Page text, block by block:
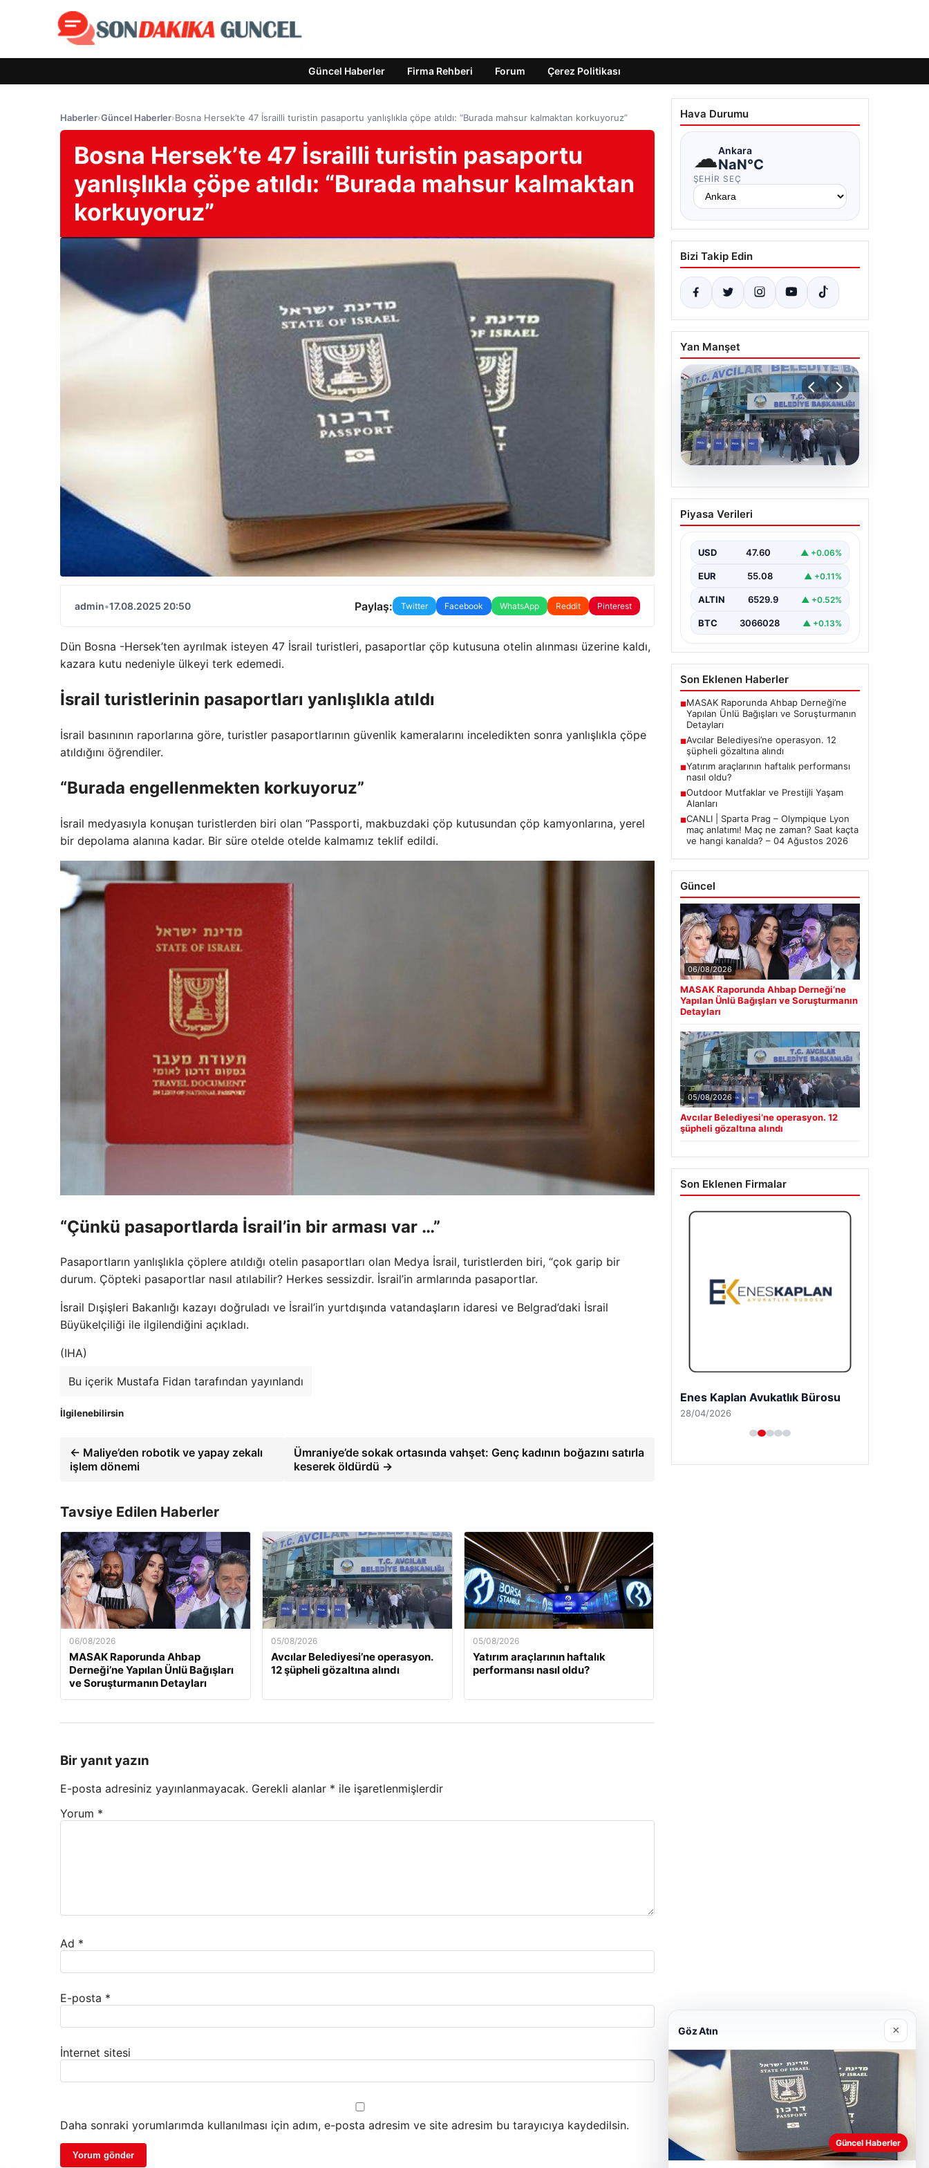
Güncel Haberler Firma Rehberi Forum Çerez Politikası
Haberler›Güncel Haberler›Bosna Hersek’te 47 İsrailli turistin pasaportu yanlışlıkla çöpe atıldı: “Burada mahsur kalmaktan korkuyoruz”
Bosna Hersek’te 47 İsrailli turistin pasaportu
yanlışlıkla çöpe atıldı: “Burada mahsur kalmaktan
korkuyoruz”
admin•17.08.2025 20:50 Paylaş: Twitter Facebook WhatsApp Reddit Pinterest
Dün Bosna -Hersek’ten ayrılmak isteyen 47 İsrail turistleri, pasaportlar çöp kutusuna otelin alınması üzerine kaldı,
kazara kutu nedeniyle ülkeyi terk edemedi.
İsrail turistlerinin pasaportları yanlışlıkla atıldı
İsrail basınının raporlarına göre, turistler pasaportlarının güvenlik kameralarını inceledikten sonra yanlışlıkla çöpe
atıldığını öğrendiler.
“Burada engellenmekten korkuyoruz”
İsrail medyasıyla konuşan turistlerden biri olan “Passporti, makbuzdaki çöp kutusundan çöp kamyonlarına, yerel
bir depolama alanına kadar. Bir süre otelde otelde kalmamız teklif edildi.
“Çünkü pasaportlarda İsrail’in bir arması var …”
Pasaportların yanlışlıkla çöplere atıldığı otelin pasaportları olan Medya İsrail, turistlerden biri, “çok garip bir
durum. Çöpteki pasaportlar nasıl atılabilir? Herkes sessizdir. İsrail’in armlarında pasaportlar.
İsrail Dışişleri Bakanlığı kazayı doğruladı ve İsrail’in yurtdışında vatandaşların idaresi ve Belgrad’daki İsrail
Büyükelçiliği ile ilgilendiğini açıkladı.
(IHA)
Bu içerik Mustafa Fidan tarafından yayınlandı
İlgilenebilirsin
← Maliye’den robotik ve yapay zekalı
işlem dönemi
Ümraniye’de sokak ortasında vahşet: Genç kadının boğazını satırla
keserek öldürdü →
Tavsiye Edilen Haberler
06/08/2026
MASAK Raporunda Ahbap
Derneği’ne Yapılan Ünlü Bağışları
ve Soruşturmanın Detayları
05/08/2026
Avcılar Belediyesi’ne operasyon.
12 şüpheli gözaltına alındı
05/08/2026
Yatırım araçlarının haftalık
performansı nasıl oldu?
Bir yanıt yazın
E-posta adresiniz yayınlanmayacak. Gerekli alanlar * ile işaretlenmişlerdir
Yorum *
Ad *
E-posta *
İnternet sitesi
Daha sonraki yorumlarımda kullanılması için adım, e-posta adresim ve site adresim bu tarayıcıya kaydedilsin.
Hava Durumu
☁Ankara
NaN°C
ŞEHIR SEÇ
Bizi Takip Edin
Yan Manşet
05.08.2026
Avcılar Belediyesi’ne
operasyon. 12 şüpheli
Piyasa Verileri
USD 47.60 ▲ +0.06%
EUR 55.08 ▲ +0.11%
ALTIN 6529.9 ▲ +0.52%
BTC 3066028 ▲ +0.13%
Son Eklenen Haberler
■MASAK Raporunda Ahbap Derneği’ne
Yapılan Ünlü Bağışları ve Soruşturmanın
Detayları
■Avcılar Belediyesi’ne operasyon. 12
şüpheli gözaltına alındı
■Yatırım araçlarının haftalık performansı
nasıl oldu?
■Outdoor Mutfaklar ve Prestijli Yaşam
Alanları
■CANLI | Sparta Prag – Olympique Lyon
maç anlatımı! Maç ne zaman? Saat kaçta
ve hangi kanalda? – 04 Ağustos 2026
Güncel
06/08/2026
MASAK Raporunda Ahbap Derneği’ne
Yapılan Ünlü Bağışları ve Soruşturmanın
Detayları
05/08/2026
Avcılar Belediyesi’ne operasyon. 12
şüpheli gözaltına alındı
Son Eklenen Firmalar
Enes Kaplan Avukatlık Bürosu
28/04/2026
Göz Atın ×
Güncel Haberler